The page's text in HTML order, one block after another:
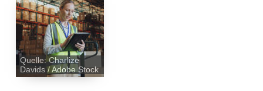
Quelle: Charlize
Davids / Adobe Stock